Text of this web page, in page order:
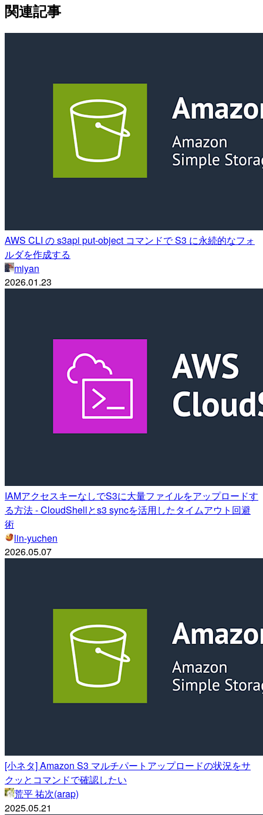
関連記事
AWS CLI の s3api put-object コマンドで S3 に永続的なフォ
ルダを作成する
miyan
2026.01.23
IAMアクセスキーなしでS3に大量ファイルをアップロードす
る方法 - CloudShellとs3 syncを活用したタイムアウト回避
術
lin-yuchen
2026.05.07
[小ネタ] Amazon S3 マルチパートアップロードの状況をサ
クッとコマンドで確認したい
荒平 祐次(arap)
2025.05.21